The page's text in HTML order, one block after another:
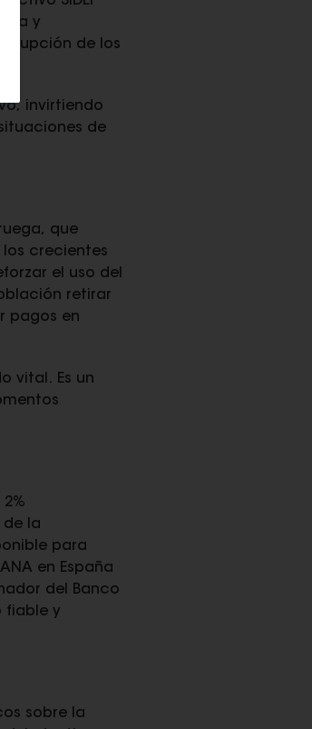
y
de los
invirtiendo
de
que
crecientes
el uso del
retirar
pagos en
vital. Es un
la
para
en España
del Banco
fiable y
sobre la